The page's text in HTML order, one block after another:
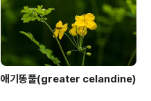
애기똥풀(greater celandine)